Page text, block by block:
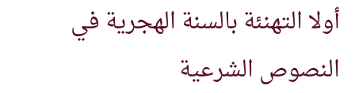
أولا التهنئة بالسنة الهجرية في
النصوص الشرعية